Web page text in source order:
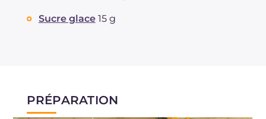
Sucre glace 15 g
PRÉPARATION